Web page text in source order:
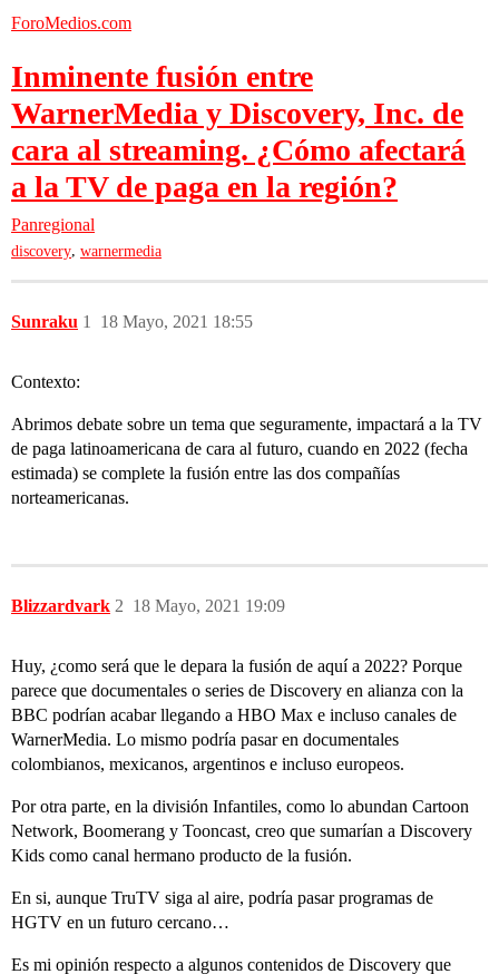
ForoMedios.com
Inminente fusión entre
WarnerMedia y Discovery, Inc. de
cara al streaming. ¿Cómo afectará
a la TV de paga en la región?
Panregional
discovery, warnermedia
Sunraku 18 Mayo, 2021 18:55
1
Contexto:
Abrimos debate sobre un tema que seguramente, impactará a la TV
de paga latinoamericana de cara al futuro, cuando en 2022 (fecha
estimada) se complete la fusión entre las dos compañías
norteamericanas.
Blizzardvark 18 Mayo, 2021 19:09
2
Huy, ¿como será que le depara la fusión de aquí a 2022? Porque
parece que documentales o series de Discovery en alianza con la
BBC podrían acabar llegando a HBO Max e incluso canales de
WarnerMedia. Lo mismo podría pasar en documentales
colombianos, mexicanos, argentinos e incluso europeos.
Por otra parte, en la división Infantiles, como lo abundan Cartoon
Network, Boomerang y Tooncast, creo que sumarían a Discovery
Kids como canal hermano producto de la fusión.
En si, aunque TruTV siga al aire, podría pasar programas de
HGTV en un futuro cercano…
Es mi opinión respecto a algunos contenidos de Discovery que